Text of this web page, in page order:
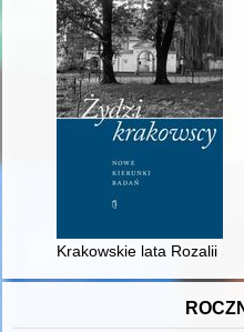
Krakowskie lata Rozalii